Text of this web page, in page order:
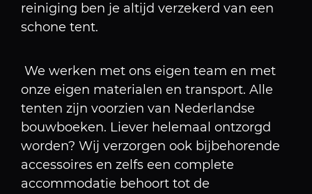
reiniging ben je altijd verzekerd van een
schone tent.
We werken met ons eigen team en met
onze eigen materialen en transport. Alle
tenten zijn voorzien van Nederlandse
bouwboeken. Liever helemaal ontzorgd
worden? Wij verzorgen ook bijbehorende
accessoires en zelfs een complete
accommodatie behoort tot de